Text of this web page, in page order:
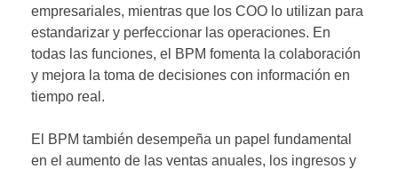
empresariales, mientras que los COO lo utilizan para
estandarizar y perfeccionar las operaciones. En
todas las funciones, el BPM fomenta la colaboración
y mejora la toma de decisiones con información en
tiempo real.
El BPM también desempeña un papel fundamental
en el aumento de las ventas anuales, los ingresos y